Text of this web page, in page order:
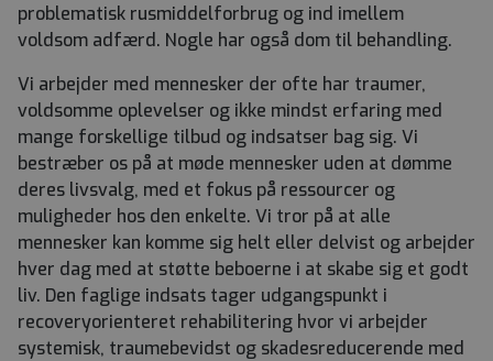
problematisk rusmiddelforbrug og ind imellem
voldsom adfærd. Nogle har også dom til behandling.
Vi arbejder med mennesker der ofte har traumer,
voldsomme oplevelser og ikke mindst erfaring med
mange forskellige tilbud og indsatser bag sig. Vi
bestræber os på at møde mennesker uden at dømme
deres livsvalg, med et fokus på ressourcer og
muligheder hos den enkelte. Vi tror på at alle
mennesker kan komme sig helt eller delvist og arbejder
hver dag med at støtte beboerne i at skabe sig et godt
liv. Den faglige indsats tager udgangspunkt i
recoveryorienteret rehabilitering hvor vi arbejder
systemisk, traumebevidst og skadesreducerende med